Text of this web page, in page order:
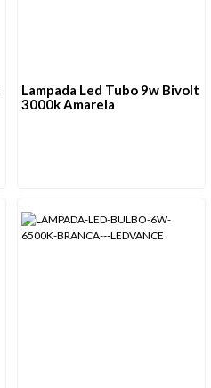
Lampada Led Tubo 9w Bivolt
3000k Amarela